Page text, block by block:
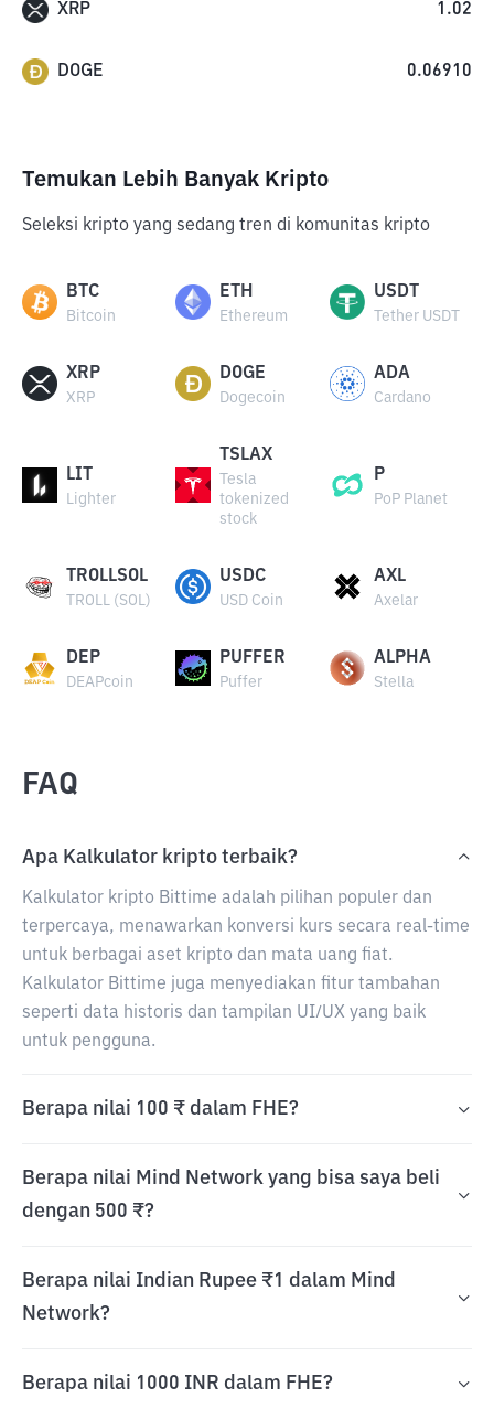
XRP 1.02
DOGE 0.06910
Temukan Lebih Banyak Kripto
Seleksi kripto yang sedang tren di komunitas kripto
BTC
Bitcoin
ETH
Ethereum
USDT
Tether USDT
XRP
XRP
DOGE
Dogecoin
ADA
Cardano
LIT
Lighter
TSLAX
Tesla
tokenized
stock
P
PoP Planet
TROLLSOL
TROLL (SOL)
USDC
USD Coin
AXL
Axelar
DEP
DEAPcoin
PUFFER
Puffer
ALPHA
Stella
FAQ
Apa Kalkulator kripto terbaik?
Kalkulator kripto Bittime adalah pilihan populer dan
terpercaya, menawarkan konversi kurs secara real-time
untuk berbagai aset kripto dan mata uang fiat.
Kalkulator Bittime juga menyediakan fitur tambahan
seperti data historis dan tampilan UI/UX yang baik
untuk pengguna.
Berapa nilai 100 ₹ dalam FHE?
Berapa nilai Mind Network yang bisa saya beli
dengan 500 ₹?
Berapa nilai Indian Rupee ₹1 dalam Mind
Network?
Berapa nilai 1000 INR dalam FHE?